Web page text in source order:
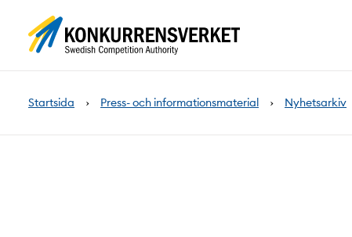
Startsida Press- och informationsmaterial Nyhetsarkiv